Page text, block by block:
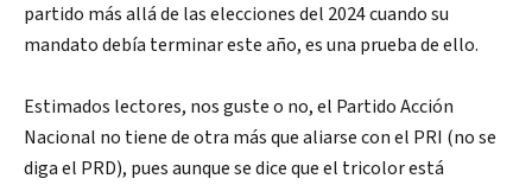
partido más allá de las elecciones del 2024 cuando su
mandato debía terminar este año, es una prueba de ello.
Estimados lectores, nos guste o no, el Partido Acción
Nacional no tiene de otra más que aliarse con el PRI (no se
diga el PRD), pues aunque se dice que el tricolor está